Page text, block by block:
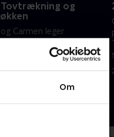
Om
Tovtrækning og
Carmen leger
truer deres tårn. Christina
ringer efter hjælp,
ved poolen.